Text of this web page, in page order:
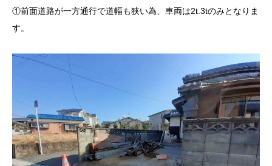
①前面道路が一方通行で道幅も狭い為、車両は2t.3tのみとなりま
す。